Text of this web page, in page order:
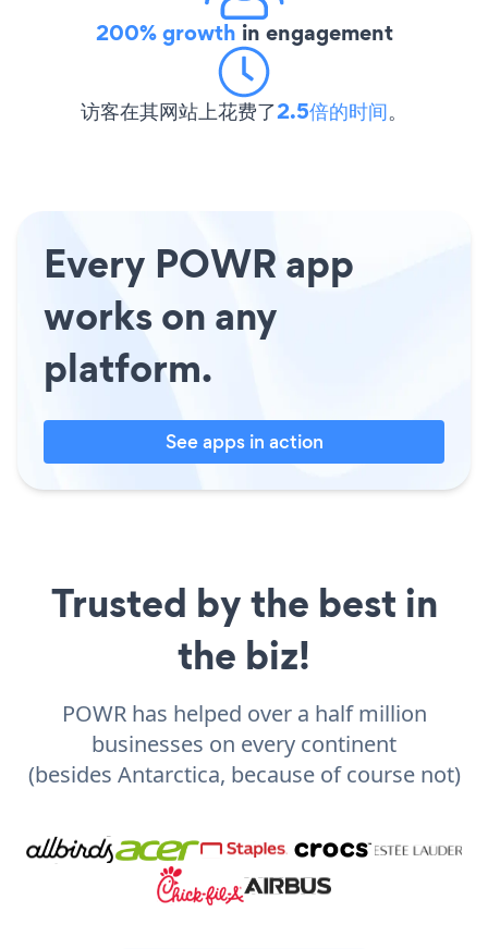
200% growth in engagement
访客在其网站上花费了2.5倍的时间。
Every POWR app
works on any
platform.
See apps in action
Trusted by the best in
the biz!
POWR has helped over a half million
businesses on every continent
(besides Antarctica, because of course not)